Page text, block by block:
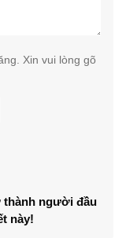
Xin vui lòng gõ
thành người đầu
này!